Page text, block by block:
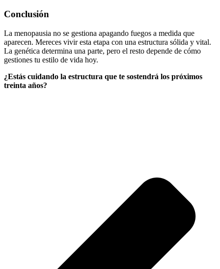
Conclusión
La menopausia no se gestiona apagando fuegos a medida que
aparecen. Mereces vivir esta etapa con una estructura sólida y vital.
La genética determina una parte, pero el resto depende de cómo
gestiones tu estilo de vida hoy.
¿Estás cuidando la estructura que te sostendrá los próximos
treinta años?